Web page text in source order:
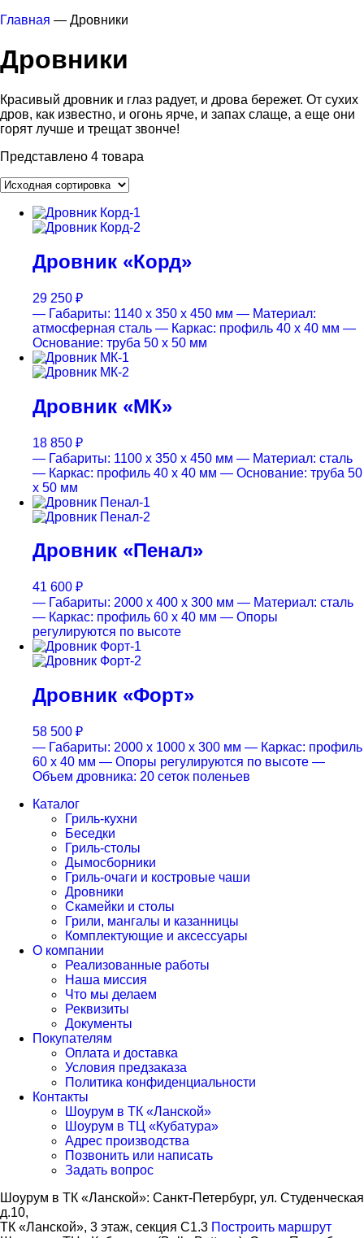
Главная — Дровники
Дровники
Красивый дровник и глаз радует, и дрова бережет. От сухих
дров, как известно, и огонь ярче, и запах слаще, а еще они
горят лучше и трещат звонче!
Представлено 4 товара
Дровник «Корд»
29 250 ₽
— Габариты: 1140 x 350 x 450 мм — Материал:
атмосферная сталь — Каркас: профиль 40 x 40 мм —
Основание: труба 50 x 50 мм
Дровник «МК»
18 850 ₽
— Габариты: 1100 x 350 x 450 мм — Материал: сталь
— Каркас: профиль 40 x 40 мм — Основание: труба 50
x 50 мм
Дровник «Пенал»
41 600 ₽
— Габариты: 2000 x 400 x 300 мм — Материал: сталь
— Каркас: профиль 60 x 40 мм — Опоры
регулируются по высоте
Дровник «Форт»
58 500 ₽
— Габариты: 2000 x 1000 x 300 мм — Каркас: профиль
60 x 40 мм — Опоры регулируются по высоте —
Объем дровника: 20 сеток поленьев
Каталог
Гриль-кухни
Беседки
Гриль-столы
Дымосборники
Гриль-очаги и костровые чаши
Дровники
Скамейки и столы
Грили, мангалы и казанницы
Комплектующие и аксессуары
О компании
Реализованные работы
Наша миссия
Что мы делаем
Реквизиты
Документы
Покупателям
Оплата и доставка
Условия предзаказа
Политика конфиденциальности
Контакты
Шоурум в ТК «Ланской»
Шоурум в ТЦ «Кубатура»
Адрес производства
Позвонить или написать
Задать вопрос
Шоурум в ТК «Ланской»: Cанкт-Петербург, ул. Студенческая
д.10,
ТК «Ланской», 3 этаж, секция C1.3 Построить маршрут